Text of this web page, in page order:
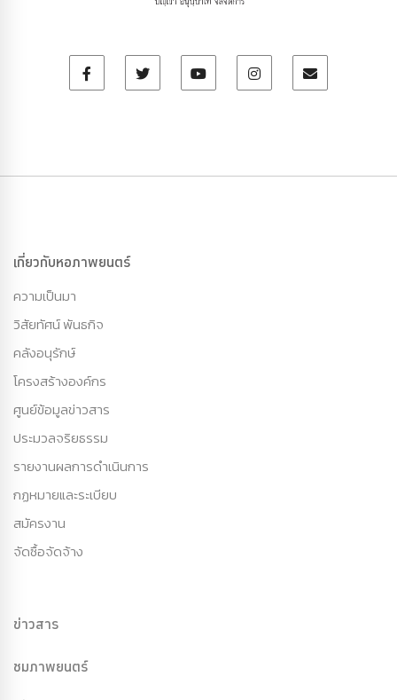
เกี่ยวกับหอภาพยนตร์
ความเป็นมา
วิสัยทัศน์ พันธกิจ
คลังอนุรักษ์
โครงสร้างองค์กร
ศูนย์ข้อมูลข่าวสาร
ประมวลจริยธรรม
รายงานผลการดำเนินการ
กฏหมายและระเบียบ
สมัครงาน
จัดซื้อจัดจ้าง
ข่าวสาร
ชมภาพยนตร์